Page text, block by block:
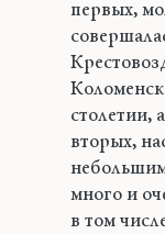
первых,
столетии,
вторых,
много и
в том